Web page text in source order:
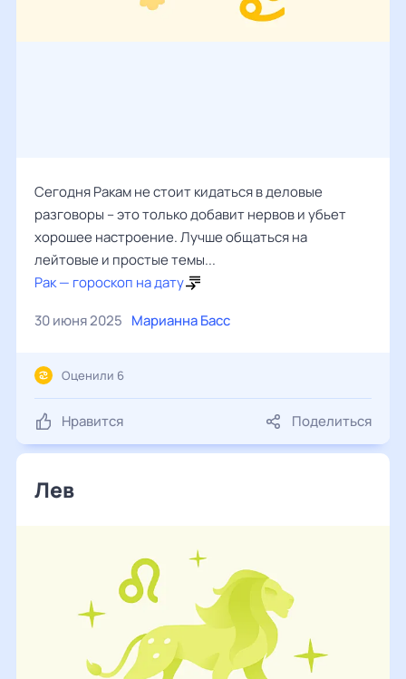
Сегодня Ракам не стоит кидаться в деловые
разговоры – это только добавит нервов и убьет
хорошее настроение. Лучше общаться на
лейтовые и простые темы...
Рак — гороскоп на дату
30 июня 2025 Марианна Басс
Нравится Поделиться
Оценили 6
Лев